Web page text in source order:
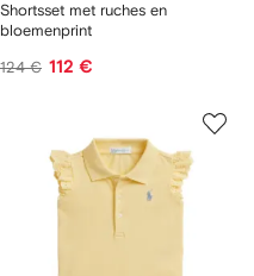
Shortsset met ruches en
bloemenprint
124 € 112 €